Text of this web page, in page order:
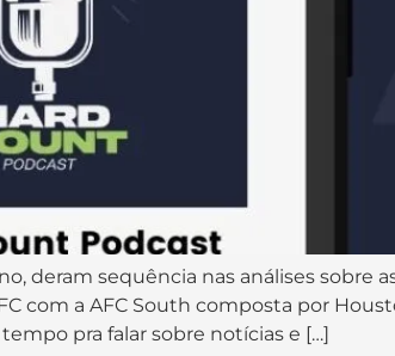
deram sequência nas análises sobre
com a AFC South composta por
pra falar sobre notícias e […]